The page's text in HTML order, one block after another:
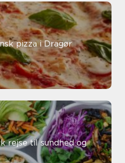
pizza i Dragør
rejse til sundhed og